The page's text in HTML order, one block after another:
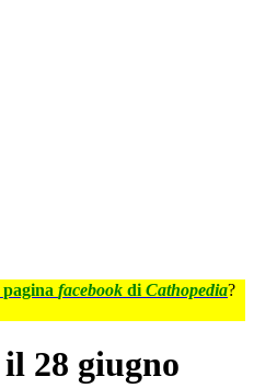
pagina facebook di Cathopedia?
28 giugno